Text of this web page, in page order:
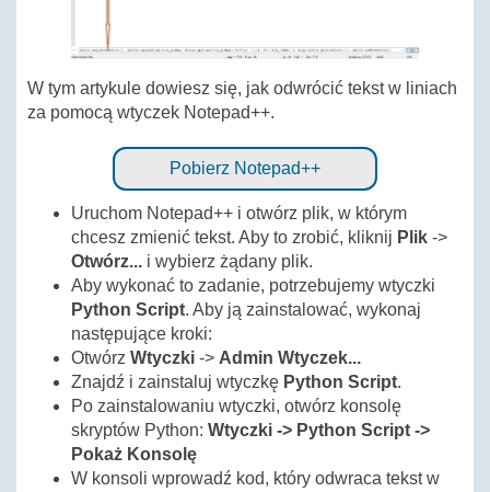
W tym artykule dowiesz się, jak odwrócić tekst w liniach
za pomocą wtyczek Notepad++.
Pobierz Notepad++
Uruchom Notepad++ i otwórz plik, w którym
chcesz zmienić tekst. Aby to zrobić, kliknij Plik ->
Otwórz... i wybierz żądany plik.
Aby wykonać to zadanie, potrzebujemy wtyczki
Python Script. Aby ją zainstalować, wykonaj
następujące kroki:
Otwórz Wtyczki -> Admin Wtyczek...
Znajdź i zainstaluj wtyczkę Python Script.
Po zainstalowaniu wtyczki, otwórz konsolę
skryptów Python: Wtyczki -> Python Script ->
Pokaż Konsolę
W konsoli wprowadź kod, który odwraca tekst w